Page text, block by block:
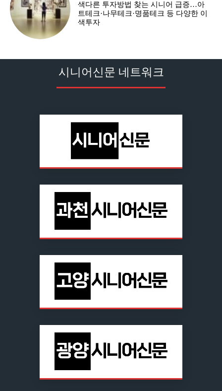
색다른 투자방법 찾는 시니어 급증…아
트테크·나무테크·명품테크 등 다양한 이
색투자
시니어신문 네트워크